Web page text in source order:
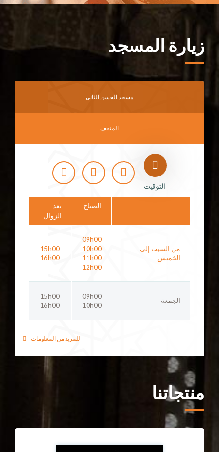
زيارة المسجد
مسجد الحسن الثاني
المتحف
التوقيت
الصباح
بعد
الزوال
من السبت إلى
الخميس
09h00
10h00
11h00
12h00
15h00
16h00
الجمعة
09h00
10h00
15h00
16h00
للمزيد من المعلومات
منتجاتنا